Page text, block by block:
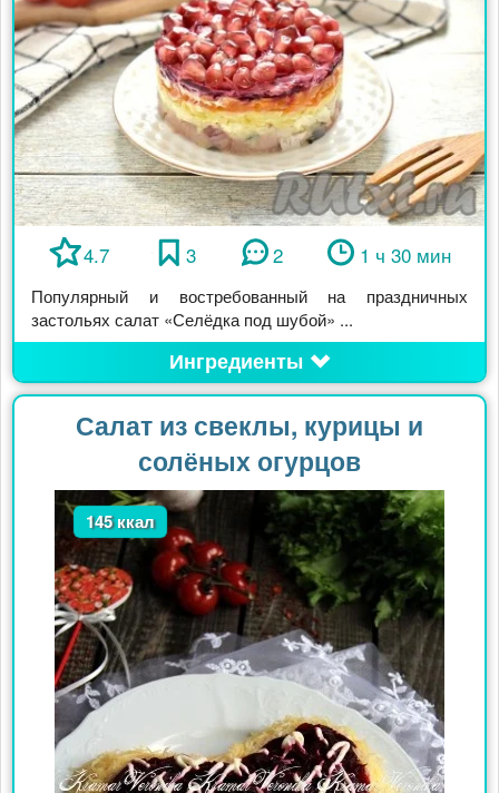
4.7 3 2 1 ч 30 мин
Популярный и востребованный на праздничных
застольях салат «Селёдка под шубой» ...
Ингредиенты
Салат из свеклы, курицы и
солёных огурцов
145 ккал